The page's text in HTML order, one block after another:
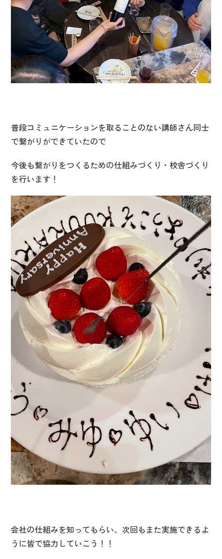
普段コミュニケーションを取ることのない講師さん同士
で繋がりができていたので
今後も繋がりをつくるための仕組みづくり・校舎づくり
を行います！
会社の仕組みを知ってもらい、次回もまた実施できるよ
うに皆で協力していこう！！